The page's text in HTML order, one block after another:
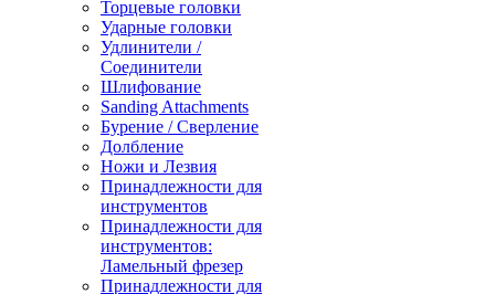
Торцевые головки
Ударные головки
Удлинители /
Соединители
Шлифование
Sanding Attachments
Бурение / Сверление
Долбление
Ножи и Лезвия
Принадлежности для
инструментов
Принадлежности для
инструментов:
Ламельный фрезер
Принадлежности для